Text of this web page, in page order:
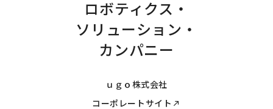
ロボティクス・
ソリューション・
カンパニー
ｕｇｏ株式会社
コーポレートサイト